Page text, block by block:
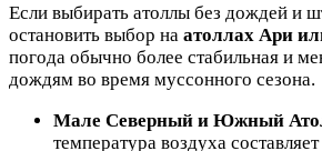
Если выбирать атоллы без дождей и
остановить выбор на атоллах Ари
погода обычно более стабильная и
дождям во время муссонного сезона.
Мале Северный и Южный
температура воздуха